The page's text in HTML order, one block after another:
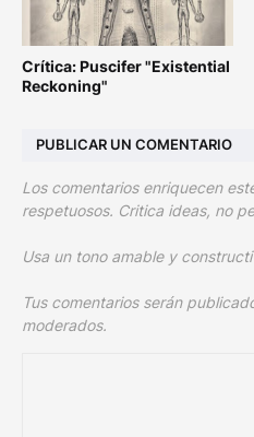
Crítica: Puscifer "Existential
Reckoning"
PUBLICAR UN COMENTARIO
Los comentarios enriquecen
respetuosos. Critica ideas, no
Usa un tono amable y
Tus comentarios serán
moderados.